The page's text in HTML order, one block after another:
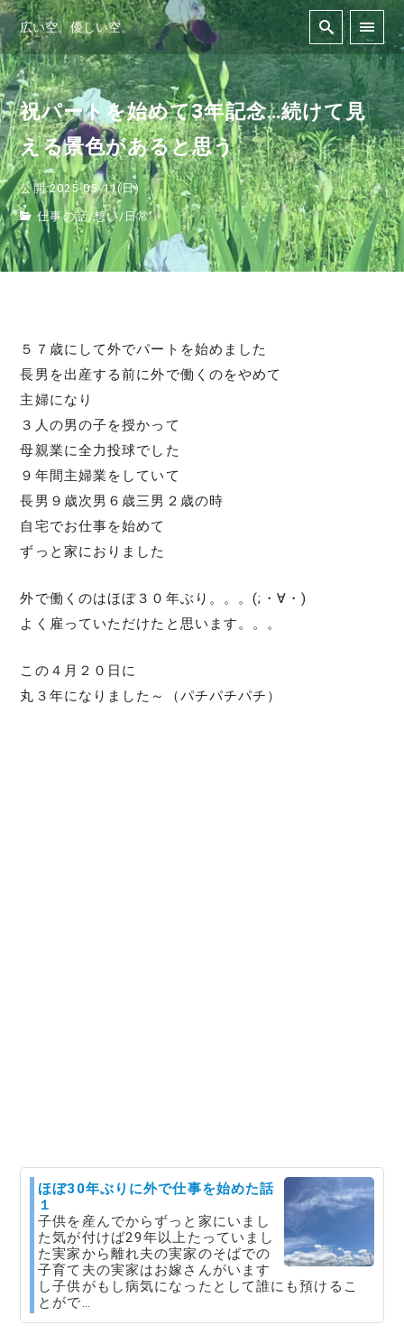
広い空。優しい空。
祝パートを始めて3年記念…続けて見
える景色があると思う
公開:2025-05-11(日)
仕事の話/想い/ 日常
５７歳にして外でパートを始めました
長男を出産する前に外で働くのをやめて
主婦になり
３人の男の子を授かって
母親業に全力投球でした
９年間主婦業をしていて
長男９歳次男６歳三男２歳の時
自宅でお仕事を始めて
ずっと家におりました
外で働くのはほぼ３０年ぶり。。。(;・∀・)
よく雇っていただけたと思います。。。
この４月２０日に
丸３年になりました～（パチパチパチ）
ほぼ30年ぶりに外で仕事を始めた話
１
子供を産んでからずっと家にいまし
た気が付けば29年以上たっていまし
た実家から離れ夫の実家のそばでの
子育て夫の実家はお嫁さんがいます
し子供がもし病気になったとして誰にも預けるこ
とがで…